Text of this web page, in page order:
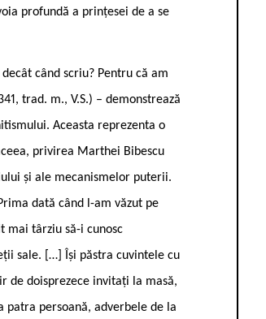
profundă a prințesei de a se
când scriu? Pentru că am
trad. m., V.S.) – demonstrează
Aceasta reprezenta o
privirea Marthei Bibescu
și ale mecanismelor puterii.
dată când l-am văzut pe
mai târziu să-i cunosc
sale. […] Își păstra cuvintele cu
de doisprezece invitați la masă,
patra persoană, adverbele de la